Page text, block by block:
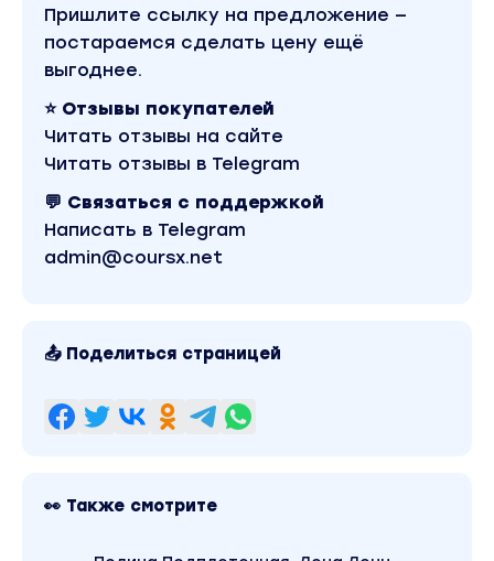
Пришлите ссылку на предложение —
постараемся сделать цену ещё
выгоднее.
⭐ Отзывы покупателей
Читать отзывы на сайте
Читать отзывы в Telegram
💬 Связаться с поддержкой
Написать в Telegram
admin@coursx.net
📤 Поделиться страницей
👀 Также смотрите